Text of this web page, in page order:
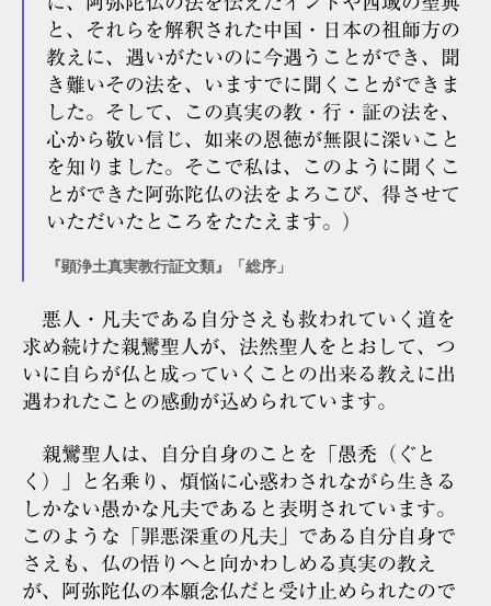
と、それらを解釈された中国・日本の祖師方の
教えに、遇いがたいのに今遇うことができ、聞
き難いその法を、いますでに聞くことができま
した。そして、この真実の教・行・証の法を、
心から敬い信じ、如来の恩徳が無限に深いこと
を知りました。そこで私は、このように聞くこ
とができた阿弥陀仏の法をよろこび、得させて
いただいたところをたたえます。）
『顕浄土真実教行証文類』「総序」
悪人・凡夫である自分さえも救われていく道を
求め続けた親鸞聖人が、法然聖人をとおして、つ
いに自らが仏と成っていくことの出来る教えに出
遇われたことの感動が込められています。
親鸞聖人は、自分自身のことを「愚禿（ぐと
く）」と名乗り、煩悩に心惑わされながら生きる
しかない愚かな凡夫であると表明されています。
このような「罪悪深重の凡夫」である自分自身で
さえも、仏の悟りへと向かわしめる真実の教え
が、阿弥陀仏の本願念仏だと受け止められたので